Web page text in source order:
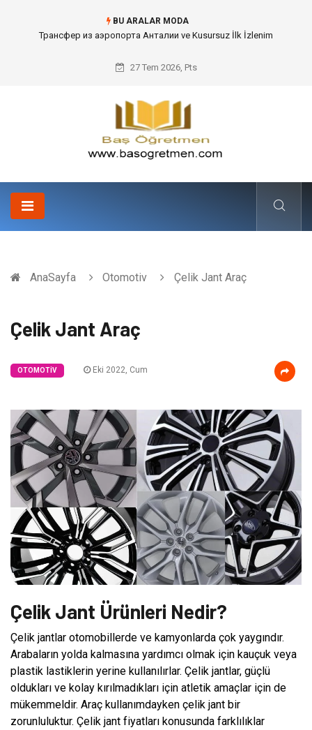
BU ARALAR MODA
Kafes Sandık ve Peyzaj Mimarisinde Dev Bitkilerin Transferi
27 Tem 2026, Pts
AnaSayfa Otomotiv Çelik Jant Araç
Çelik Jant Araç
OTOMOTIV Eki 2022, Cum
Çelik Jant Ürünleri Nedir?
Çelik jantlar otomobillerde ve kamyonlarda çok yaygındır.
Arabaların yolda kalmasına yardımcı olmak için kauçuk veya
plastik lastiklerin yerine kullanılırlar. Çelik jantlar, güçlü
oldukları ve kolay kırılmadıkları için atletik amaçlar için de
mükemmeldir. Araç kullanımdayken çelik jant bir
zorunluluktur. Çelik jant fiyatları konusunda farklılıklar